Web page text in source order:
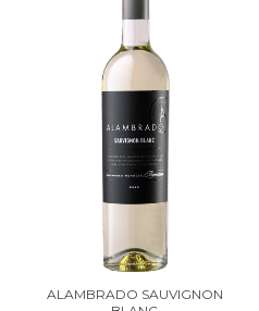
ALAMBRADO SAUVIGNON